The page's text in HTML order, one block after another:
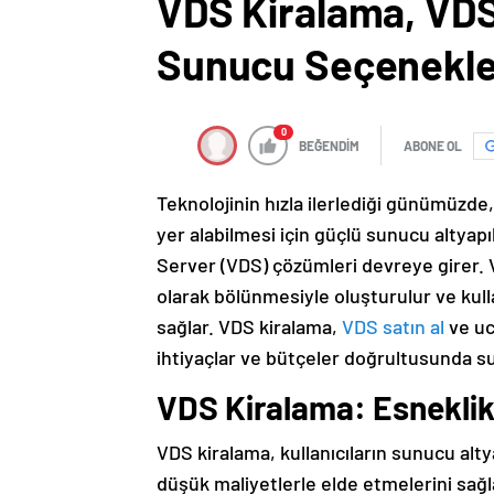
VDS Kiralama,
Sunucu
0
BEĞENDİM ABONE OL
Teknolojinin hızla ilerlediği
yer alabilmesi için güçlü sunucu
Server (VDS) çözümleri devreye
olarak bölünmesiyle oluşturulur ve
sağlar. VDS kiralama, VDS satın al ve
ihtiyaçlar ve bütçeler doğrultusunda
VDS Kiralama:
VDS kiralama, kullanıcıların sunucu
düşük maliyetlerle elde etmelerini